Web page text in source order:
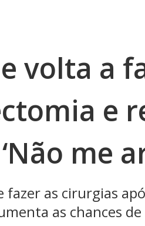
volta a
e
me
as cirurgias
as chances